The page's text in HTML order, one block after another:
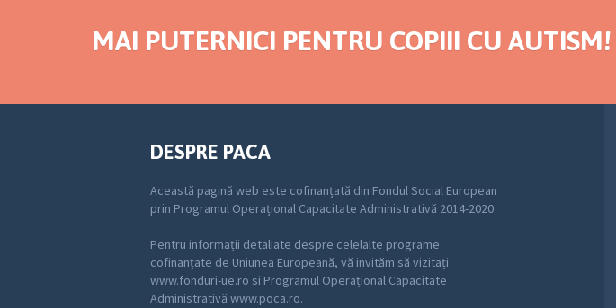
MAI PUTERNICI PENTRU COPIII CU AUTISM!
DESPRE PACA
Această pagină web este cofinanțată din Fondul Social European
prin Programul Operațional Capacitate Administrativă 2014-2020.
Pentru informații detaliate despre celelalte programe
cofinanțate de Uniunea Europeană, vă invităm să vizitați
www.fonduri-ue.ro si Programul Operațional Capacitate
Administrativă www.poca.ro.